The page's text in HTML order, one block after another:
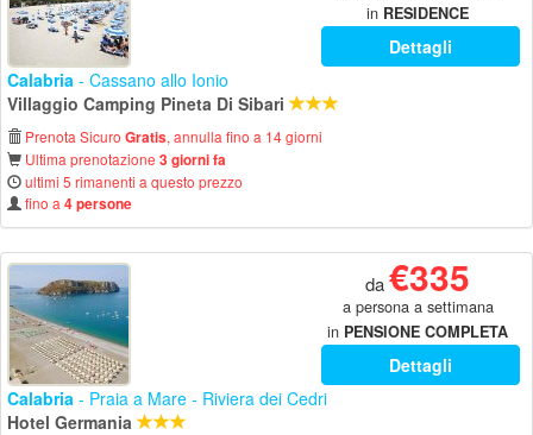
in RESIDENCE
Dettagli
Calabria - Cassano allo Ionio
Villaggio Camping Pineta Di Sibari
Prenota Sicuro Gratis, annulla fino a 14 giorni
Ultima prenotazione 3 giorni fa
ultimi 5 rimanenti a questo prezzo
fino a 4 persone
da€335
a persona a settimana
in PENSIONE COMPLETA
Dettagli
Calabria - Praia a Mare - Riviera dei Cedri
Hotel Germania